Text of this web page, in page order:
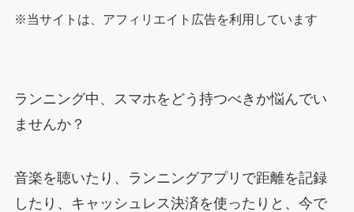
※当サイトは、アフィリエイト広告を利用しています
ランニング中、スマホをどう持つべきか悩んでい
ませんか？
音楽を聴いたり、ランニングアプリで距離を記録
したり、キャッシュレス決済を使ったりと、今で